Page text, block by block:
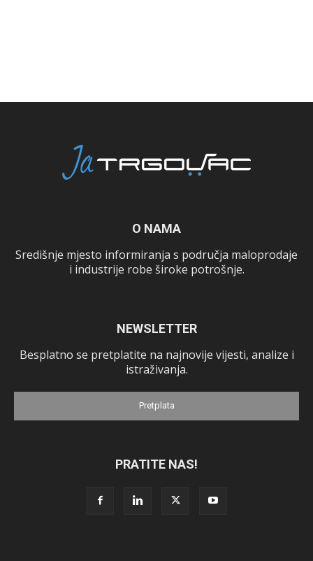
O NAMA
Središnje mjesto informiranja s područja maloprodaje
i industrije robe široke potrošnje.
NEWSLETTER
Besplatno se pretplatite na najnovije vijesti, analize i
istraživanja.
Pretplata
PRATITE NAS!